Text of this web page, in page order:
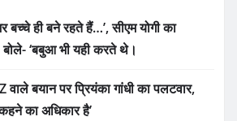
बच्चे ही बने रहते हैं…’, सीएम योगी का
‘बबुआ भी यही करते थे।
बयान पर प्रियंका गांधी का पलटवार,
का अधिकार है’